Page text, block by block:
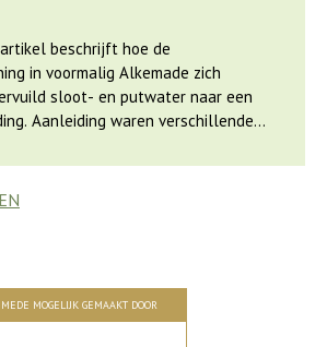
beschrijft hoe de
in voormalig Alkemade zich
sloot- en putwater naar een
Aanleiding waren verschillende
MOGELIJK GEMAAKT DOOR